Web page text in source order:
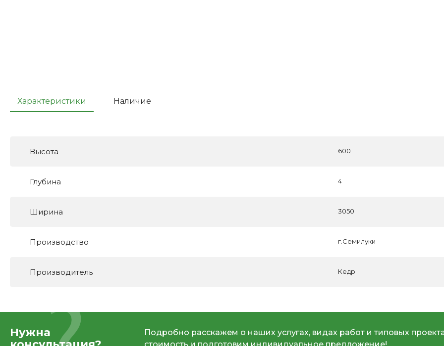
Характеристики Наличие
Высота 600
Глубина 4
Ширина 3050
Производство г.Семилуки
Производитель Кедр
Нужна
Подробно расскажем о наших услугах, видах работ и типовых